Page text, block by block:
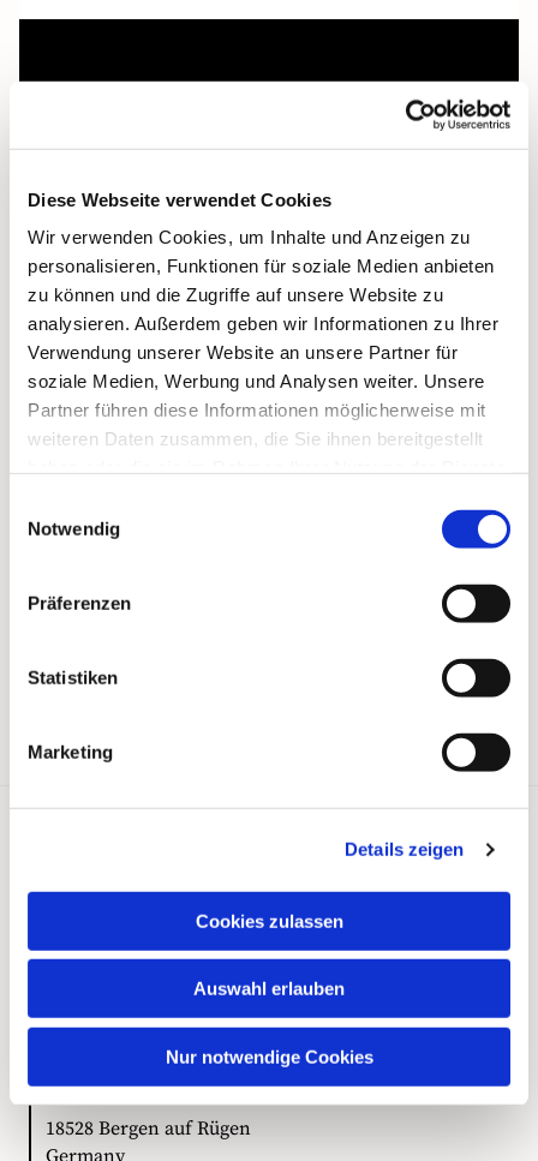
Diese Webseite verwendet Cookies
Wir verwenden Cookies, um Inhalte und Anzeigen zu
personalisieren, Funktionen für soziale Medien anbieten
zu können und die Zugriffe auf unsere Website zu
analysieren. Außerdem geben wir Informationen zu Ihrer
Verwendung unserer Website an unsere Partner für
soziale Medien, Werbung und Analysen weiter. Unsere
Partner führen diese Informationen möglicherweise mit
weiteren Daten zusammen, die Sie ihnen bereitgestellt
Notwendig
Präferenzen
Statistiken
Marketing
Details zeigen
Cookies zulassen
Auswahl erlauben
Nur notwendige Cookies
Dies könnte Sie auch
Kontakt
Anschrift
Ökumenische Pilgerinitiative Vorpommern e.V.
Clementstr. 1
18528 Bergen auf Rügen
Germany